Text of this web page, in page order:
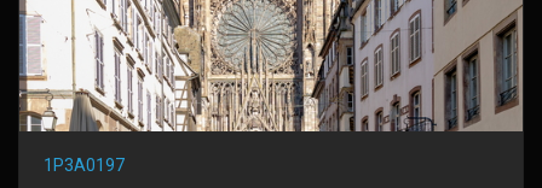
1P3A0197